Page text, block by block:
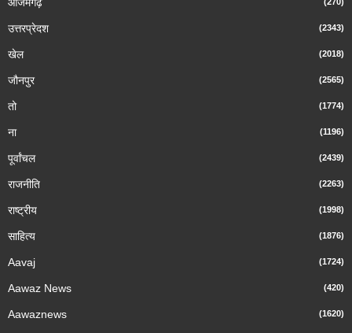
आजमगढ़
उत्तरप्रेदश (2343)
खेल (2018)
जौनपुर (2565)
तो (1774)
ना (1196)
पूर्वांचल (2439)
राजनीति (2263)
राष्ट्रीय (1998)
साहित्य (1876)
Aavaj (1724)
Aawaz News (420)
Aawaznews (1620)